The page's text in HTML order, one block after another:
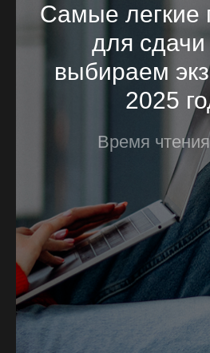
Самые легкие
для
выбираем
2025
Время